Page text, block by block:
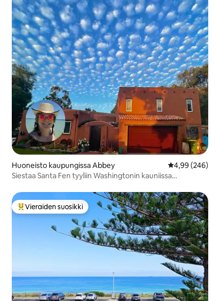
Huoneisto kaupungissa Abbey
4,99 (246)
Siestaa Santa Fen tyyliin Washingtonin kauniissa
Vieraiden suosikkien parhaimmistoa
Vieraiden suosikki